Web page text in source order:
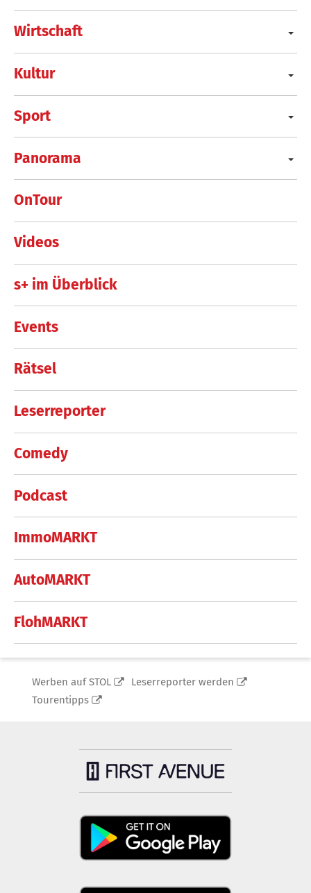
Wirtschaft
Kultur
Sport
Panorama
OnTour
Videos
s+ im Überblick
Events
Rätsel
Leserreporter
Comedy
Podcast
ImmoMARKT
AutoMARKT
FlohMARKT
Werben auf STOL
Leserreporter werden
Tourentipps